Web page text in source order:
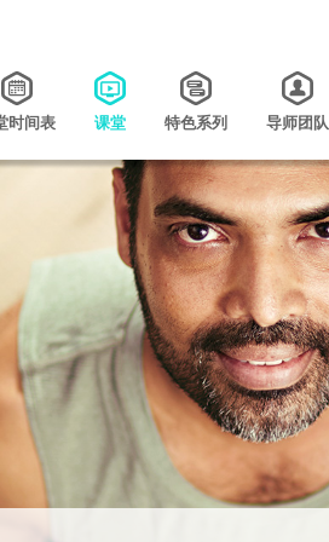
时间表 课堂 特色系列 导师团队